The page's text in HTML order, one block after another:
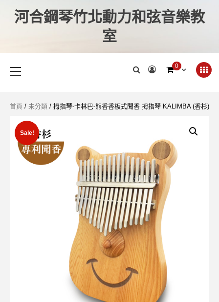
河合鋼琴竹北動力和弦音樂教
室
0
首頁 / 未分類 / 拇指琴-卡林巴-熊香香板式聞香 拇指琴 KALIMBA (香杉)
Sale!